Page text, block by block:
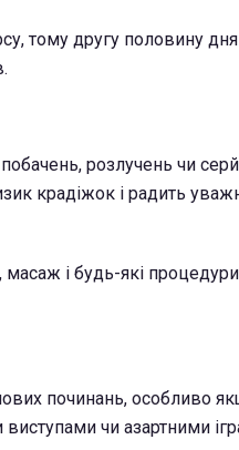
тому другу половину
розлучень чи
крадіжок і радить
і будь-які
починань, особливо
чи азартними